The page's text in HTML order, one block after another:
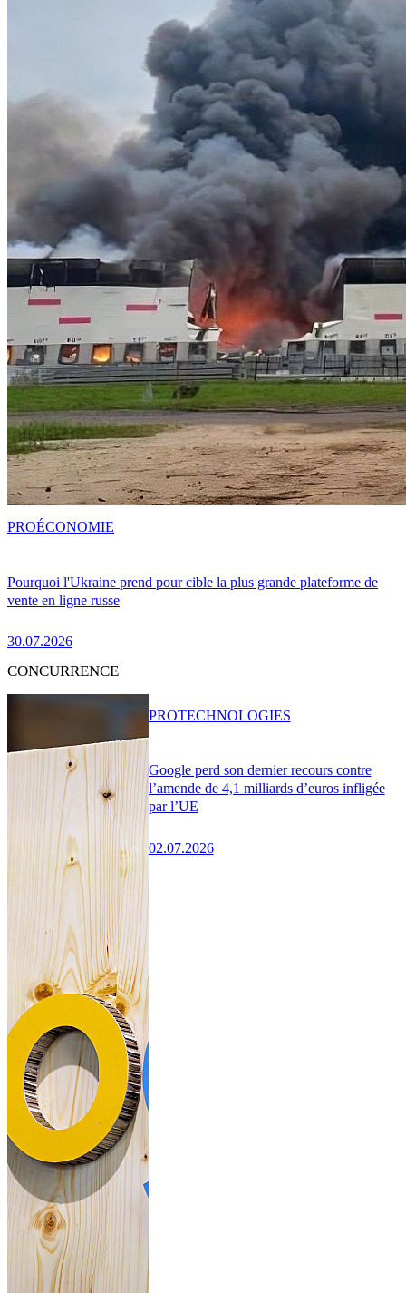
Pourquoi l'Ukraine prend pour cible la plus grande plateforme de
vente en ligne russe
30.07.2026
PROÉCONOMIE
CONCURRENCE
Google perd son dernier recours contre
l’amende de 4,1 milliards d’euros infligée
par l’UE
02.07.2026
PROTECHNOLOGIES